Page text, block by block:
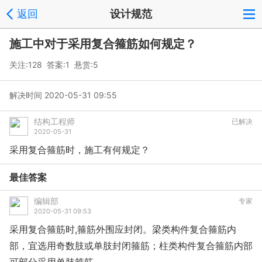
返回 设计规范
施工中对于采用复合箍筋如何规定？
关注:128 答案:1 悬赏:5
解决时间 2020-05-31 09:55
已解决
结构工程师
2020-05-31
采用复合箍筋时，施工有何规定？
最佳答案
专家
编辑部
2020-05-31 09:53
采用复合箍筋时,箍筋外围应封闭。梁类构件复合箍筋内
部，宜选用奇数肢或单肢封闭箍筋；柱类构件复合箍筋内部